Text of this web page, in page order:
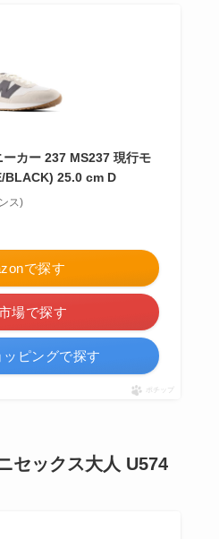
カー 237 MS237 現行モ
BLACK) 25.0 cm D
ス)
で探す
場で探す
ッピングで探す
ポチップ
セックス大人 U574